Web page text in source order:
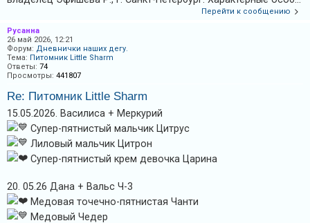
Перейти к сообщению
Русанна
26 май 2026, 12:21
Форум: Дневнички наших дегу.
Тема: Питомник Little Sharm
Ответы: 74
Просмотры: 441807
Re: Питомник Little Sharm
15.05.2026. Василиса + Меркурий
Супер-пятнистый мальчик Цитрус
Лиловый мальчик Цитрон
Супер-пятнистый крем девочка Царина
20. 05.26 Дана + Вальс Ч-3
Медовая точечно-пятнистая Чанти
Медовый Чедер